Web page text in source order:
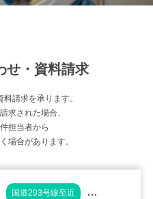
せ・資料請求
請求を承ります。
求された場合、
担当者から
場合があります。
国道293号線至近 大型分譲地